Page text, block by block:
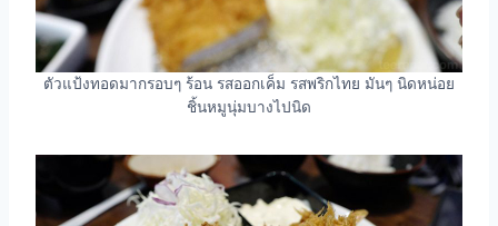
ตัวแป้งทอดมากรอบๆ ร้อน รสออกเค็ม รสพริกไทย มันๆ นิดหน่อย
ชิ้นหมูนุ่มบางไปนิด